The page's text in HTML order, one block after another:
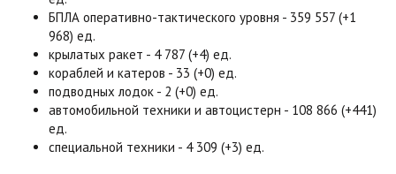
БПЛА оперативно-тактического уровня - 359 557 (+1
968) ед.
крылатых ракет - 4 787 (+4) ед.
кораблей и катеров - 33 (+0) ед.
подводных лодок - 2 (+0) ед.
автомобильной техники и автоцистерн - 108 866 (+441)
ед.
специальной техники - 4 309 (+3) ед.